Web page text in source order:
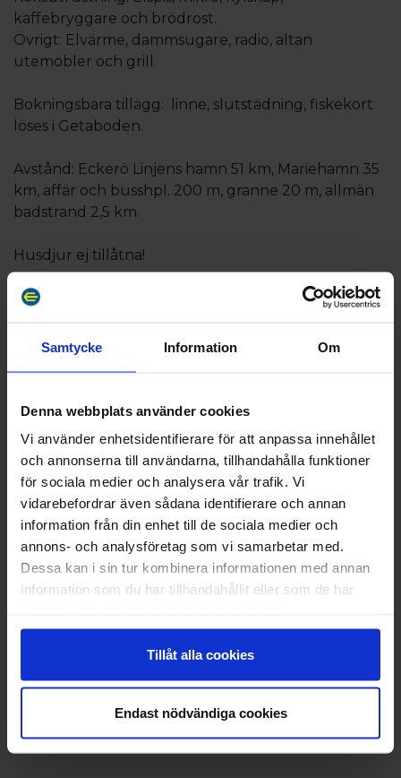
Samtycke Information Om
Denna webbplats använder cookies
Vi använder enhetsidentifierare för att anpassa innehållet
och annonserna till användarna, tillhandahålla funktioner
för sociala medier och analysera vår trafik. Vi
vidarebefordrar även sådana identifierare och annan
information från din enhet till de sociala medier och
annons- och analysföretag som vi samarbetar med.
Dessa kan i sin tur kombinera informationen med annan
information som du har tillhandahållit eller som de har
Tillåt alla cookies
Endast nödvändiga cookies
kaffebryggare och brödrost.
Övrigt: Elvärme, dammsugare, radio, altan
utemöbler och grill.
Bokningsbara tillägg: linne, slutstädning, fiskekort
löses i Getaboden.
Avstånd: Eckerö Linjens hamn 51 km, Mariehamn 35
km, affär och busshpl. 200 m, granne 20 m, allmän
badstrand 2,5 km.
Husdjur ej tillåtna!
Incheckning fr. kl. 15.00, utcheckning senast
Vid bokad slutstädning, utcheckning kl. 11.00.
BEKVÄMLIGHETER
Kapacitet
Antal bäddar: 3